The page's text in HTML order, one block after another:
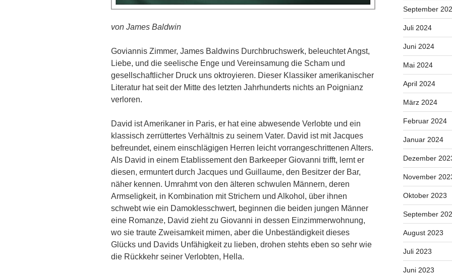
von James Baldwin
Goviannis Zimmer, James Baldwins Durchbruchswerk, beleuchtet Angst,
Liebe, und die seelische Enge und Vereinsamung die Scham und
gesellschaftlicher Druck uns oktroyieren. Dieser Klassiker amerikanischer
Literatur hat seit der Mitte des letzten Jahrhunderts nichts an Poignianz
verloren.
David ist Amerikaner in Paris, er hat eine abwesende Verlobte und ein
klassisch zerrüttertes Verhältnis zu seinem Vater. David ist mit Jacques
befreundet, einem einschlägigen Herren leicht vorrangeschrittenen Alters.
Als David in einem Etablissement den Barkeeper Giovanni trifft, lernt er
diesen, ermuntert durch Jacques und Guillaume, den Besitzer der Bar,
näher kennen. Umrahmt von den älteren schwulen Männern, deren
Armseligkeit, in Kombination mit Strichern und Alkohol, über ihnen
schwebt wie ein Damoklesschwert, beginnen die beiden jungen Männer
eine Romanze, David zieht zu Giovanni in dessen Einzimmerwohnung,
wo sie traute Zweisamkeit mimen, aber die Unbeständigkeit dieses
Glücks und Davids Unfähigkeit zu lieben, drohen stehts eben so sehr wie
die Rückkehr seiner Verlobten, Hella.
September
Juli 2024
Juni 2024
Mai 2024
April 2024
März 2024
Februar 2024
Januar 2024
Dezember
November
Oktober 2023
September
August 2023
Juli 2023
Juni 2023